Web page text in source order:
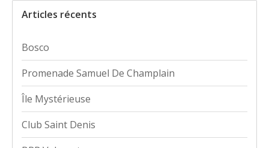
Articles récents
Bosco
Promenade Samuel De Champlain
Île Mystérieuse
Club Saint Denis